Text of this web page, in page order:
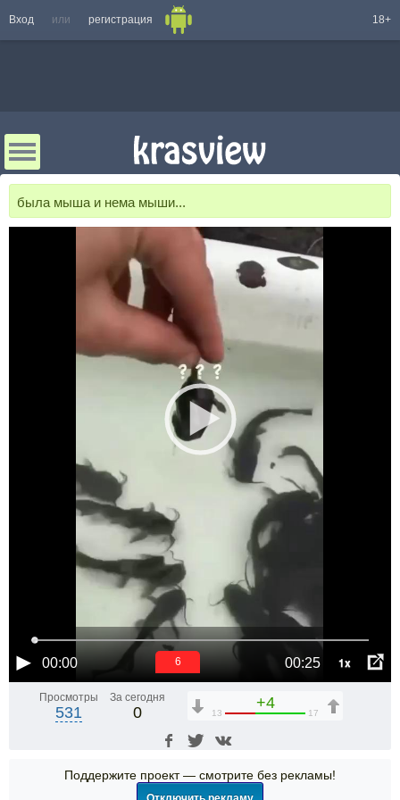
Вход или регистрация 18+
была мыша и нема мыши...
00:00 00:25 1x
6
Просмотры
531
За сегодня
0
+4
13 17
Поддержите проект — смотрите без рекламы!